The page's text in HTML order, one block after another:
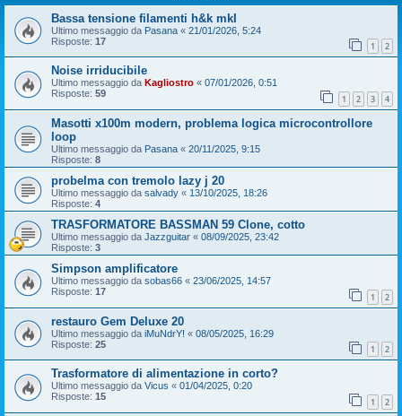
Bassa tensione filamenti h&k mkI
Ultimo messaggio da Pasana « 21/01/2026, 5:24
Risposte: 17 1 2
Noise irriducibile
Ultimo messaggio da Kagliostro « 07/01/2026, 0:51
Risposte: 59 1 2 3 4
Masotti x100m modern, problema logica microcontrollore
loop
Ultimo messaggio da Pasana « 20/11/2025, 9:15
Risposte: 8
probelma con tremolo lazy j 20
Ultimo messaggio da salvady « 13/10/2025, 18:26
Risposte: 4
TRASFORMATORE BASSMAN 59 Clone, cotto
Ultimo messaggio da Jazzguitar « 08/09/2025, 23:42
Risposte: 3
Simpson amplificatore
Ultimo messaggio da sobas66 « 23/06/2025, 14:57
Risposte: 17 1 2
restauro Gem Deluxe 20
Ultimo messaggio da iMuNdrY! « 08/05/2025, 16:29
Risposte: 25 1 2
Trasformatore di alimentazione in corto?
Ultimo messaggio da Vicus « 01/04/2025, 0:20
Risposte: 15 1 2